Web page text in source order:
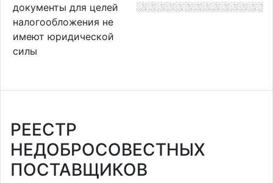
документы для целей
налогообложения не
имеют юридической
силы
РЕЕСТР
НЕДОБРОСОВЕСТНЫХ
ПОСТАВЩИКОВ